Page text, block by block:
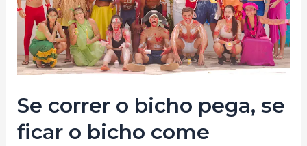
Se correr o bicho pega, se
ficar o bicho come